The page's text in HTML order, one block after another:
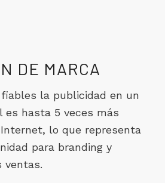
DE MARCA
la publicidad en un
es hasta 5 veces más
lo que representa
para branding y
ventas.